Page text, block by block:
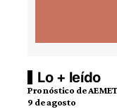
Lo + leído
Pronóstico de
9 de agosto